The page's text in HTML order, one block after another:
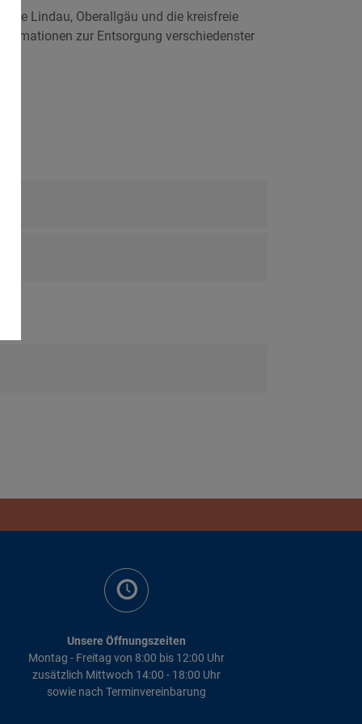
Lindau, Oberallgäu und die kreisfreie
zur Entsorgung verschiedenster
Unsere Öffnungszeiten
Montag - Freitag von 8:00 bis 12:00 Uhr
zusätzlich Mittwoch 14:00 - 18:00 Uhr
sowie nach Terminvereinbarung